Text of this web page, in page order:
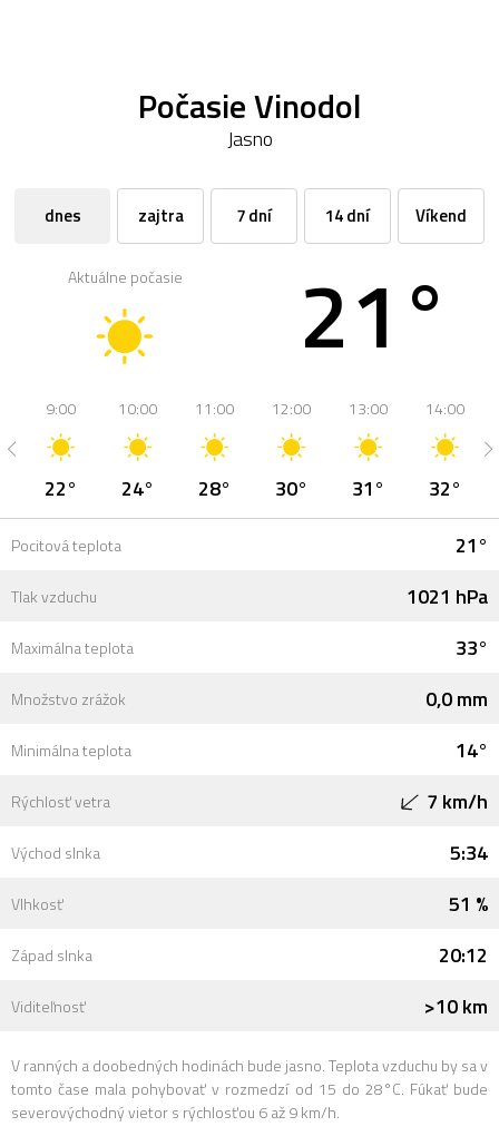
Počasie Vinodol
Jasno
dnes zajtra 7 dní 14 dní Víkend
Aktuálne počasie 21°
9:00
22°
10:00
24°
11:00
28°
12:00
30°
13:00
31°
14:00
32°
Pocitová teplota 21°
Tlak vzduchu 1021 hPa
Maximálna teplota 33°
Množstvo zrážok 0,0 mm
Minimálna teplota 14°
Rýchlosť vetra 7 km/h
Východ slnka 5:34
Vlhkosť 51 %
Západ slnka 20:12
Viditeľnosť >10 km
V ranných a doobedných hodinách bude jasno. Teplota vzduchu by sa v
tomto čase mala pohybovať v rozmedzí od 15 do 28°C. Fúkať bude
severovýchodný vietor s rýchlosťou 6 až 9 km/h.